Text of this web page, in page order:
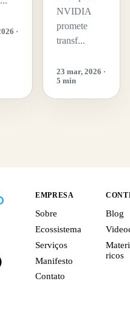
·
NVIDIA
promete
transf...
23 mar, 2026 ·
5 min
EMPRESA
Sobre
Ecossistema
Serviços
Manifesto
Contato
Blog
ricos